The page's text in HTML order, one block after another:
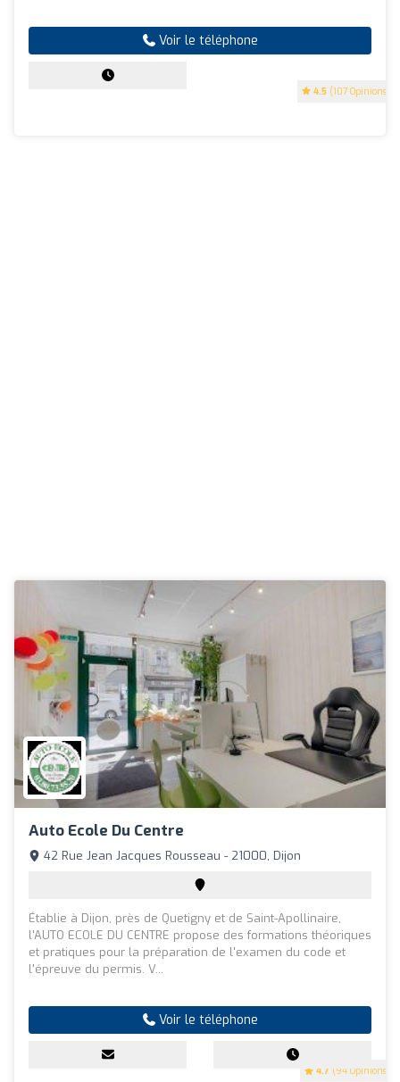
4.5 (107 Opinions)
Voir le téléphone
Auto Ecole Du Centre
4.7 (94 Opinions)
42 Rue Jean Jacques Rousseau - 21000, Dijon
Établie à Dijon, près de Quetigny et de Saint-Apollinaire,
l'AUTO ECOLE DU CENTRE propose des formations théoriques
et pratiques pour la préparation de l'examen du code et
l'épreuve du permis. V...
Voir le téléphone